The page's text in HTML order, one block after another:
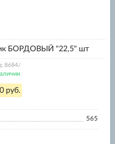
БОРДОВЫЙ "22,5" шт
8684/
руб.
565